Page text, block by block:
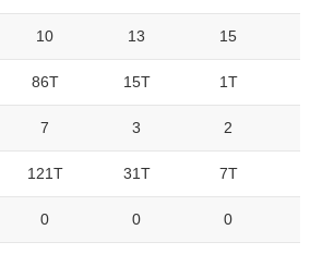
10 13 15
86T 15T 1T
7 3 2
121T 31T 7T
0 0 0